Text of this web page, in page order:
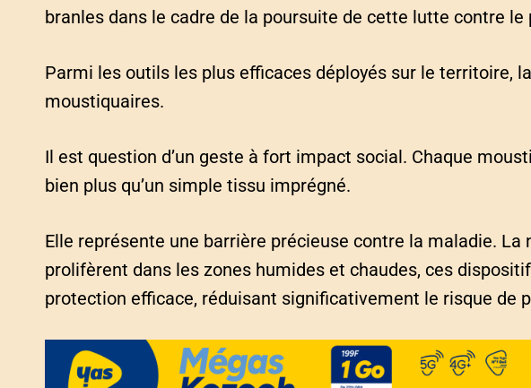
branles dans le cadre de la poursuite de cette lutte contre le
Parmi les outils les plus efficaces déployés sur le territoire,
moustiquaires.
Il est question d’un geste à fort impact social. Chaque
bien plus qu’un simple tissu imprégné.
Elle représente une barrière précieuse contre la maladie.
prolifèrent dans les zones humides et chaudes, ces
protection efficace, réduisant significativement le risque de